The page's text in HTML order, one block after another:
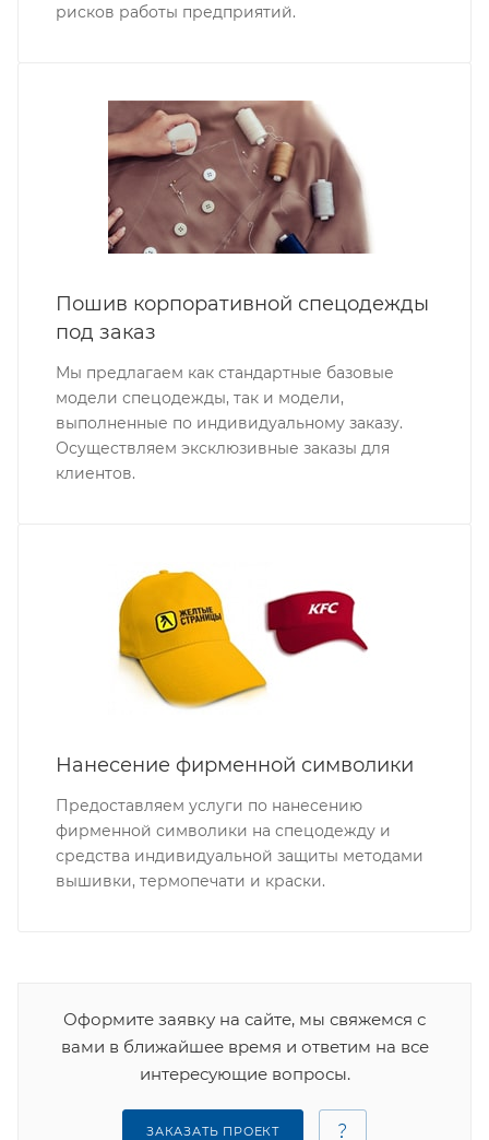
рисков работы предприятий.
Пошив корпоративной спецодежды
под заказ
Мы предлагаем как стандартные базовые
модели спецодежды, так и модели,
выполненные по индивидуальному заказу.
Осуществляем эксклюзивные заказы для
клиентов.
Нанесение фирменной символики
Предоставляем услуги по нанесению
фирменной символики на спецодежду и
средства индивидуальной защиты методами
вышивки, термопечати и краски.
Оформите заявку на сайте, мы свяжемся с
вами в ближайшее время и ответим на все
интересующие вопросы.
ЗАКАЗАТЬ ПРОЕКТ